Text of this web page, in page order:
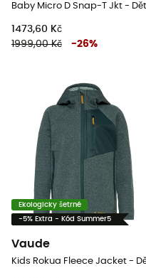
1473,60 Kč
1999,00 Kč
-26%
Ekologicky šetrné
-5% Extra - Kód Summer5
Vaude